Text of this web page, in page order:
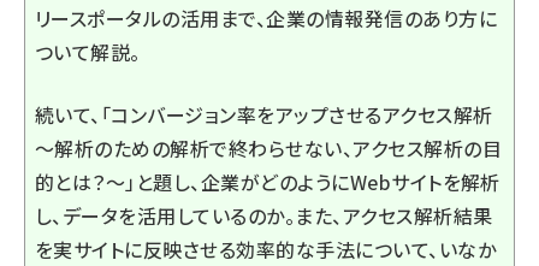
リースポータルの活用まで、企業の情報発信のあり方に
ついて解説。
続いて、「コンバージョン率をアップさせるアクセス解析
～解析のための解析で終わらせない、アクセス解析の目
的とは？～」と題し、企業がどのようにWebサイトを解析
し、データを活用しているのか。また、アクセス解析結果
を実サイトに反映させる効率的な手法について、いなか